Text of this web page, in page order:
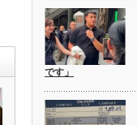
です」